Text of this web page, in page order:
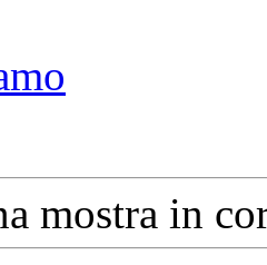
mostra in